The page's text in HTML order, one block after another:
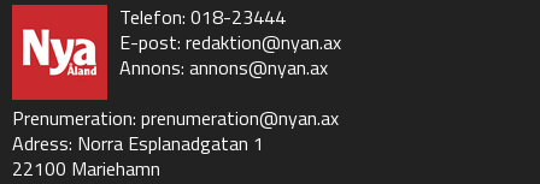
Telefon: 018-23444
E-post: redaktion@nyan.ax
Annons: annons@nyan.ax
Prenumeration: prenumeration@nyan.ax
Adress: Norra Esplanadgatan 1
22100 Mariehamn